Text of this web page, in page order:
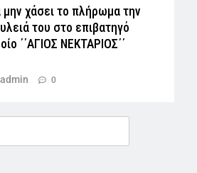
μην χάσει το πλήρωμα την
του στο επιβατηγό
΄΄ΑΓΙΟΣ ΝΕΚΤΑΡΙΟΣ΄΄
admin 0